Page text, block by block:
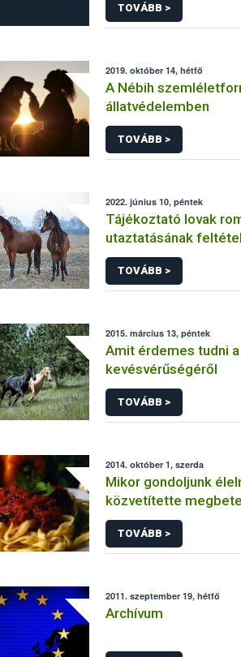
TOVÁBB >
2019. október 14, hétfő
A Nébih
állatvédelemben
TOVÁBB >
2022. június 10, péntek
Tájékoztató lovak
utaztatásának
TOVÁBB >
2015. március 13, péntek
Amit érdemes tudni
kevésvérűségéről
TOVÁBB >
2014. október 1, szerda
Mikor gondoljunk
közvetítette
(közismert néven
ételfertőzésre)
TOVÁBB >
2011. szeptember 19, hétfő
Archívum